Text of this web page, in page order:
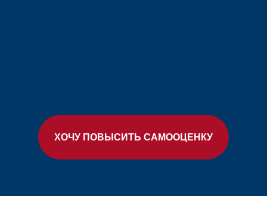
ХОЧУ ПОВЫСИТЬ САМООЦЕНКУ